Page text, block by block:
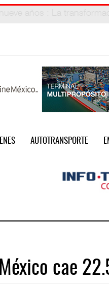
AUTOTRANSPORTE
cae